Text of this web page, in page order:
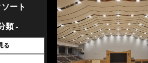
ート
類 -
る